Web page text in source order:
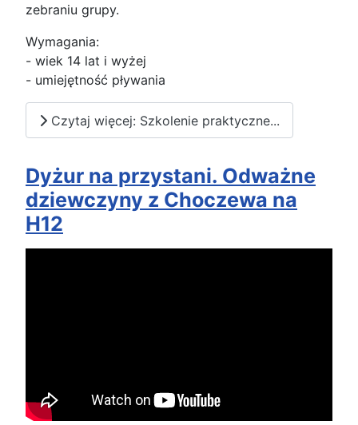
zebraniu grupy.
Wymagania:
- wiek 14 lat i wyżej
- umiejętność pływania
Czytaj więcej: Szkolenie praktyczne...
Dyżur na przystani. Odważne
dziewczyny z Choczewa na
H12